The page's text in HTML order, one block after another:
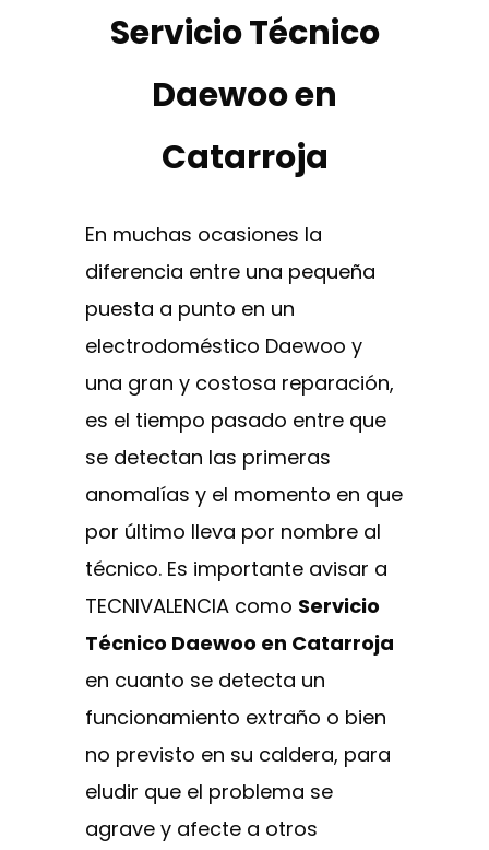
Servicio Técnico
Daewoo en
Catarroja
En muchas ocasiones la
diferencia entre una pequeña
puesta a punto en un
electrodoméstico Daewoo y
una gran y costosa reparación,
es el tiempo pasado entre que
se detectan las primeras
anomalías y el momento en que
por último lleva por nombre al
técnico. Es importante avisar a
TECNIVALENCIA como Servicio
Técnico Daewoo en Catarroja
en cuanto se detecta un
funcionamiento extraño o bien
no previsto en su caldera, para
eludir que el problema se
agrave y afecte a otros